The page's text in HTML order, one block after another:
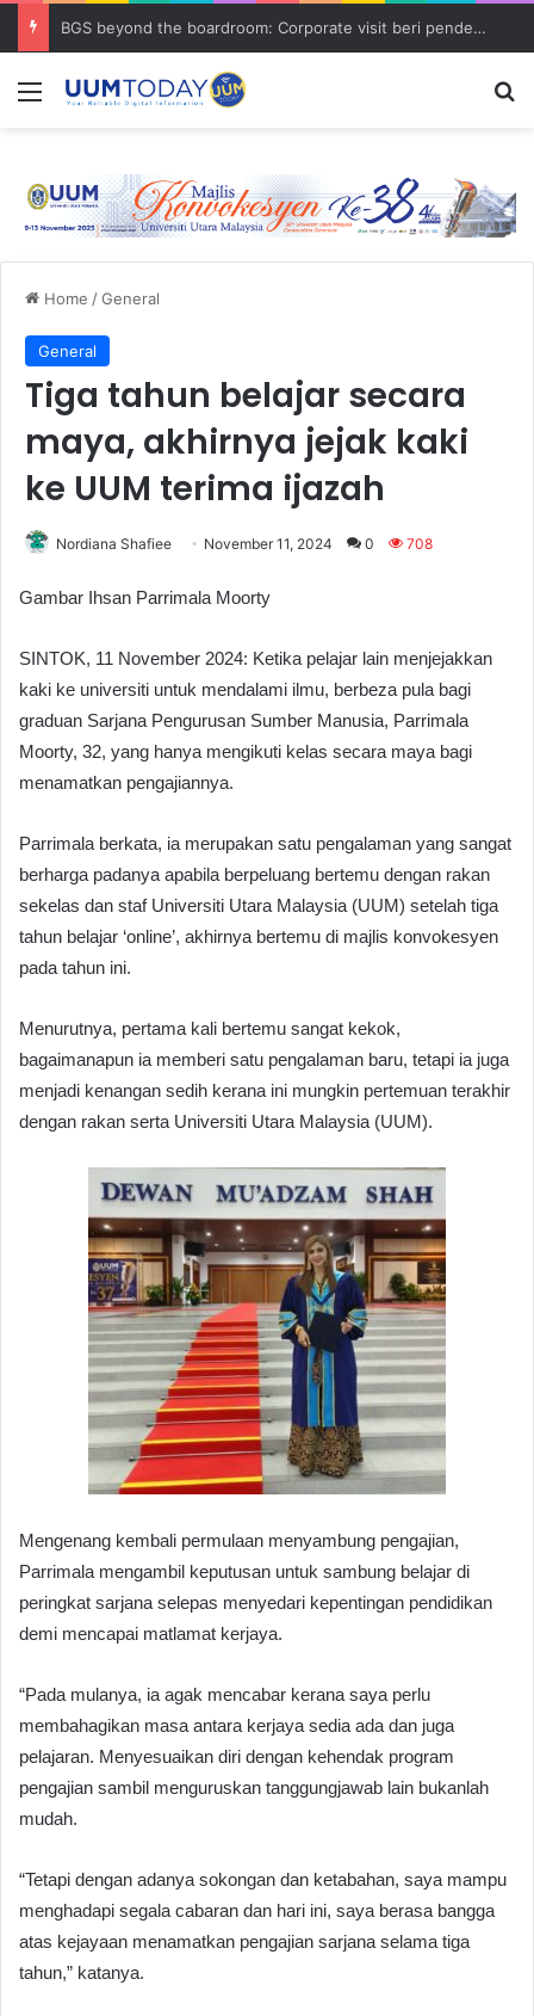
BGS beyond the boardroom: Corporate visit beri pendedahan dunia korporat kepada PELAJAR UUM
Menu
Home /General
General
Tiga tahun belajar secara
maya, akhirnya jejak kaki
ke UUM terima ijazah
Nordiana Shafiee November 11, 2024 0 708
Gambar Ihsan Parrimala Moorty
SINTOK, 11 November 2024: Ketika pelajar lain menjejakkan
kaki ke universiti untuk mendalami ilmu, berbeza pula bagi
graduan Sarjana Pengurusan Sumber Manusia, Parrimala
Moorty, 32, yang hanya mengikuti kelas secara maya bagi
menamatkan pengajiannya.
Parrimala berkata, ia merupakan satu pengalaman yang sangat
berharga padanya apabila berpeluang bertemu dengan rakan
sekelas dan staf Universiti Utara Malaysia (UUM) setelah tiga
tahun belajar ‘online’, akhirnya bertemu di majlis konvokesyen
pada tahun ini.
Menurutnya, pertama kali bertemu sangat kekok,
bagaimanapun ia memberi satu pengalaman baru, tetapi ia juga
menjadi kenangan sedih kerana ini mungkin pertemuan terakhir
dengan rakan serta Universiti Utara Malaysia (UUM).
Mengenang kembali permulaan menyambung pengajian,
Parrimala mengambil keputusan untuk sambung belajar di
peringkat sarjana selepas menyedari kepentingan pendidikan
demi mencapai matlamat kerjaya.
“Pada mulanya, ia agak mencabar kerana saya perlu
membahagikan masa antara kerjaya sedia ada dan juga
pelajaran. Menyesuaikan diri dengan kehendak program
pengajian sambil menguruskan tanggungjawab lain bukanlah
mudah.
“Tetapi dengan adanya sokongan dan ketabahan, saya mampu
menghadapi segala cabaran dan hari ini, saya berasa bangga
atas kejayaan menamatkan pengajian sarjana selama tiga
tahun,” katanya.